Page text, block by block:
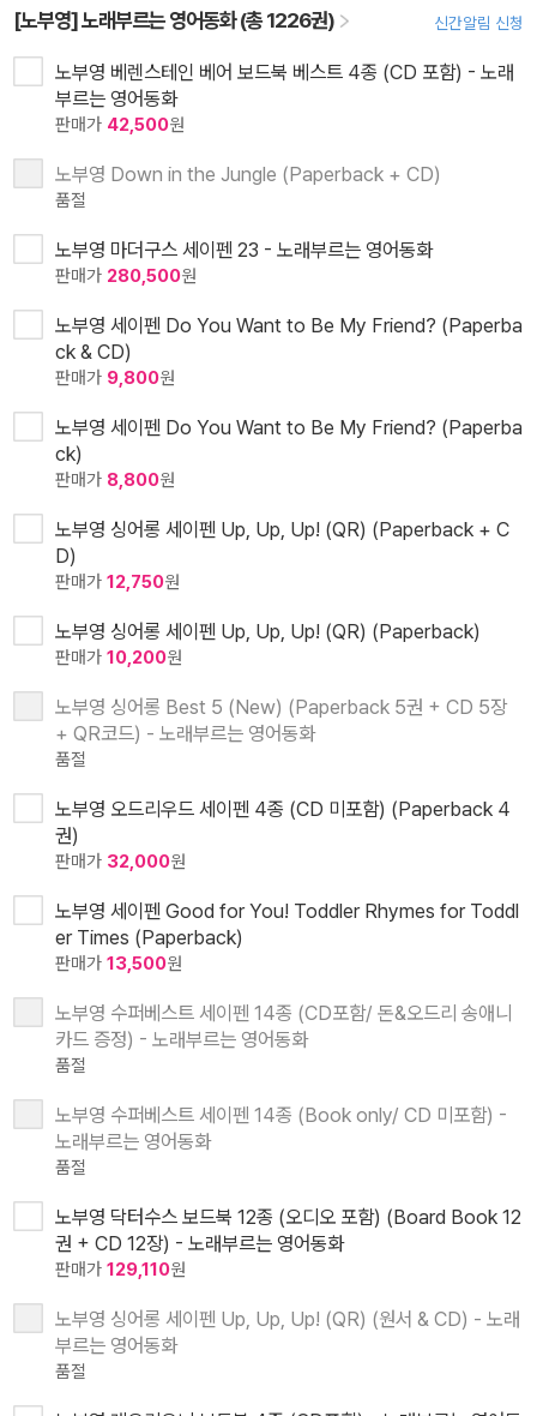
[노부영] 노래부르는 영어동화 (총 1226권) 신간알림 신청
노부영 베렌스테인 베어 보드북 베스트 4종 (CD 포함) - 노래
부르는 영어동화
판매가 42,500원
노부영 Down in the Jungle (Paperback + CD)
품절
노부영 마더구스 세이펜 23 - 노래부르는 영어동화
판매가 280,500원
노부영 세이펜 Do You Want to Be My Friend? (Paperba
ck & CD)
판매가 9,800원
노부영 세이펜 Do You Want to Be My Friend? (Paperba
ck)
판매가 8,800원
노부영 싱어롱 세이펜 Up, Up, Up! (QR) (Paperback + C
D)
판매가 12,750원
노부영 싱어롱 세이펜 Up, Up, Up! (QR) (Paperback)
판매가 10,200원
노부영 싱어롱 Best 5 (New) (Paperback 5권 + CD 5장
+ QR코드) - 노래부르는 영어동화
품절
노부영 오드리우드 세이펜 4종 (CD 미포함) (Paperback 4
권)
판매가 32,000원
노부영 세이펜 Good for You! Toddler Rhymes for Toddl
er Times (Paperback)
판매가 13,500원
노부영 수퍼베스트 세이펜 14종 (CD포함/ 돈&오드리 송애니
카드 증정) - 노래부르는 영어동화
품절
노부영 수퍼베스트 세이펜 14종 (Book only/ CD 미포함) -
노래부르는 영어동화
품절
노부영 닥터수스 보드북 12종 (오디오 포함) (Board Book 12
권 + CD 12장) - 노래부르는 영어동화
판매가 129,110원
노부영 싱어롱 세이펜 Up, Up, Up! (QR) (원서 & CD) - 노래
부르는 영어동화
품절